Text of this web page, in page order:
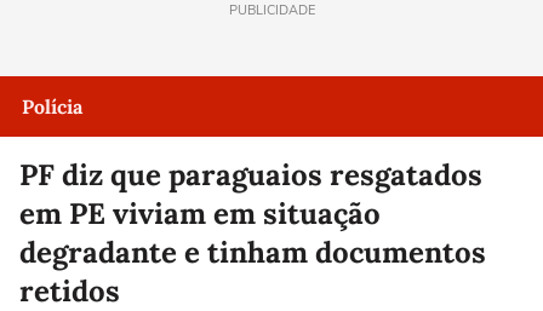
PUBLICIDADE
Polícia
PF diz que paraguaios resgatados
em PE viviam em situação
degradante e tinham documentos
retidos